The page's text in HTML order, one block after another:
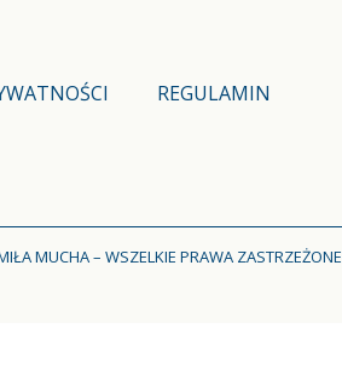
REGULAMIN
MUCHA – WSZELKIE PRAWA ZASTRZEŻONE